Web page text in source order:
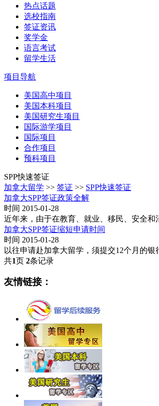
热点话题
选校指南
签证资讯
奖学金
语言考试
留学生活
项目导航
美国高中项目
美国本科项目
美国研究生项目
国际游学项目
国际项目
合作项目
预科项目
SPP快速签证
加拿大留学 >> 签证 >> SPP快速签证
加拿大SPP签证政策全解
时间 2015-01-28
近年来，由于在教育、就业、移民、安全
加拿大SPP签证缩短申请时间
时间 2015-01-28
以往申请赴加拿大留学，须提交12个月的
共1页 2条记录
友情链接：